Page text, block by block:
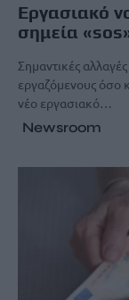
Εργασιακό
σημεία
Σημαντικές
εργαζόμενους όσο
νέο εργασιακό…
Newsroom